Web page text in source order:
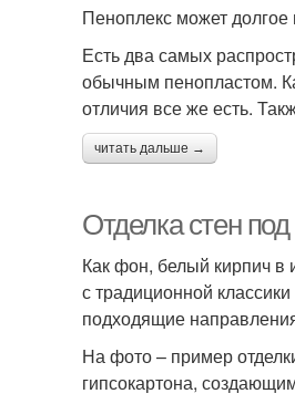
Пеноплекс может долгое
Есть два самых
обычным пенопластом.
отличия все же есть.
читать дальше →
Отделка стен
Как фон, белый кирпич в
с традиционной
подходящие
На фото – пример
гипсокартона,